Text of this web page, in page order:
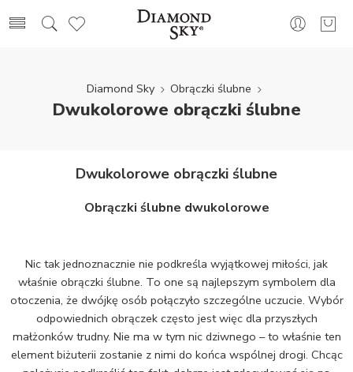
Diamond Sky Obrączki ślubne
Dwukolorowe obrączki ślubne
Dwukolorowe obrączki ślubne
Obrączki ślubne dwukolorowe
Nic tak jednoznacznie nie podkreśla wyjątkowej miłości, jak
właśnie obrączki ślubne. To one są najlepszym symbolem dla
otoczenia, że dwójkę osób połączyło szczególne uczucie. Wybór
odpowiednich obrączek często jest więc dla przyszłych
małżonków trudny. Nie ma w tym nic dziwnego – to właśnie ten
element biżuterii zostanie z nimi do końca wspólnej drogi. Chcąc